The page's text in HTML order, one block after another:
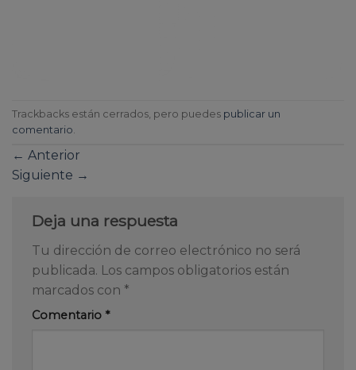
Trackbacks están cerrados, pero puedes publicar un
comentario
← Anterior
Siguiente →
Deja una respuesta
Tu dirección de correo electrónico no será
publicada. Los campos obligatorios están
marcados con *
Comentario *